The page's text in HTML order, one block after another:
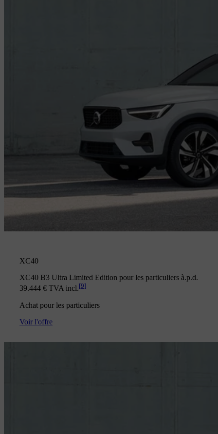
XC40
XC40 B3 Ultra Limited Edition pour les particuliers à.p.d.
39.444 € TVA incl.[9]
Achat pour les particuliers
Voir l'offre